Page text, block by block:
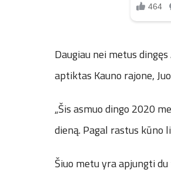
Daugiau nei metus
aptiktas Kauno rajone,
„Šis asmuo dingo 2020
dieną. Pagal rastus
Šiuo metu yra apjungti